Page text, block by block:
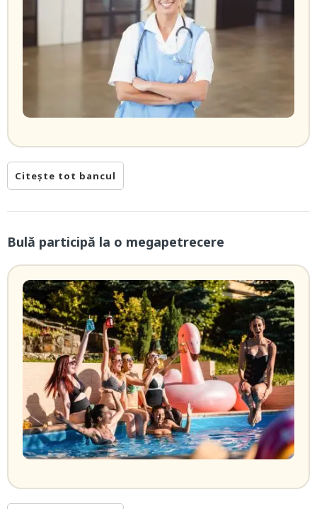
Citește tot bancul
Bulă participă la o megapetrecere